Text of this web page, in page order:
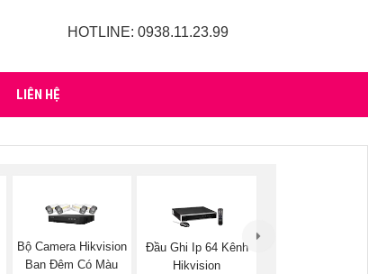
HOTLINE: 0938.11.23.99
LIÊN HỆ
Bộ Camera Hikvision
Ban Đêm Có Màu
Đầu Ghi Ip 64 Kênh
Hikvision